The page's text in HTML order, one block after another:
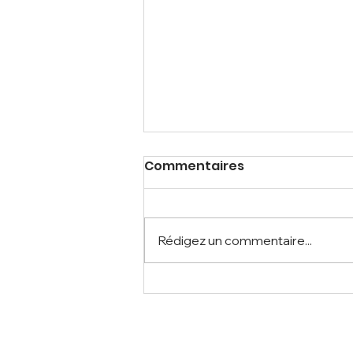
PRODUITS NATURELS DE
Commentaires
Rédigez un commentaire...